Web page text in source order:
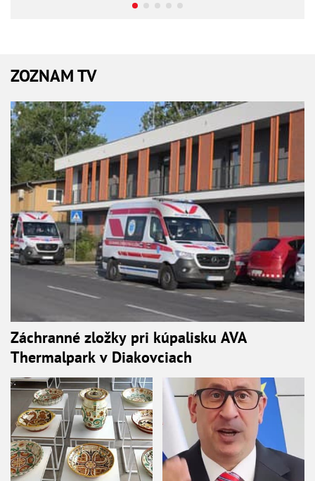
ZOZNAM TV
Záchranné zložky pri kúpalisku AVA
Thermalpark v Diakovciach